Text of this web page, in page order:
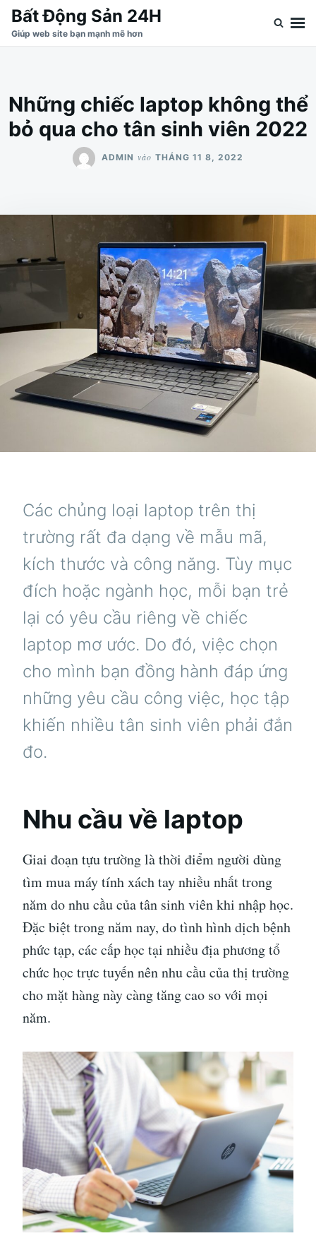
Nhảy
đến
Tìm
kiếm
Bất Động Sản 24H
Giúp web site bạn mạnh mẽ hơn
Những chiếc laptop không thể
bỏ qua cho tân sinh viên 2022
ADMIN vào THÁNG 11 8, 2022
Các chủng loại laptop trên thị
trường rất đa dạng về mẫu mã,
kích thước và công năng. Tùy mục
đích hoặc ngành học, mỗi bạn trẻ
lại có yêu cầu riêng về chiếc
laptop mơ ước. Do đó, việc chọn
cho mình bạn đồng hành đáp ứng
những yêu cầu công việc, học tập
khiến nhiều tân sinh viên phải đắn
đo.
Nhu cầu về laptop
Giai đoạn tựu trường là thời điểm người dùng
tìm mua máy tính xách tay nhiều nhất trong
năm do nhu cầu của tân sinh viên khi nhập học.
Đặc biệt trong năm nay, do tình hình dịch bệnh
phức tạp, các cấp học tại nhiều địa phương tổ
chức học trực tuyến nên nhu cầu của thị trường
cho mặt hàng này càng tăng cao so với mọi
năm.